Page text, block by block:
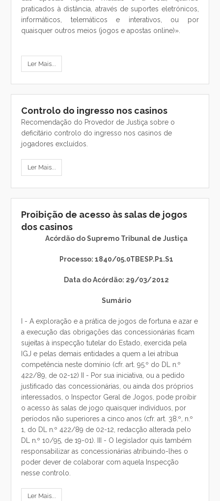
praticados à distância, através de suportes eletrónicos,
informáticos, telemáticos e interativos, ou por
quaisquer outros meios (jogos e apostas online)».
Ler Mais...
Controlo do ingresso nos casinos
Recomendação do Provedor de Justiça sobre o
deficitário controlo do ingresso nos casinos de
jogadores excluídos.
Ler Mais...
Proibição de acesso às salas de jogos
dos casinos
Acórdão do Supremo Tribunal de Justiça
Processo: 1840/05.0TBESP.P1.S1
Data do Acórdão: 29/03/2012
Sumário
I - A exploração e a prática de jogos de fortuna e azar e
a execução das obrigações das concessionárias ficam
sujeitas à inspecção tutelar do Estado, exercida pela
IGJ e pelas demais entidades a quem a lei atribua
competência neste domínio (cfr. art. 95.º do DL n.º
422/89, de 02-12) II - Por sua iniciativa, ou a pedido
justificado das concessionárias, ou ainda dos próprios
interessados, o Inspector Geral de Jogos, pode proibir
o acesso às salas de jogo quaisquer indivíduos, por
períodos não superiores a cinco anos (cfr. art. 38.º, n.º
1, do DL n.º 422/89 de 02-12, redacção alterada pelo
DL n.º 10/95, de 19-01). III - O legislador quis também
responsabilizar as concessionárias atribuindo-lhes o
poder dever de colaborar com aquela Inspecção
nesse controlo.
Ler Mais...